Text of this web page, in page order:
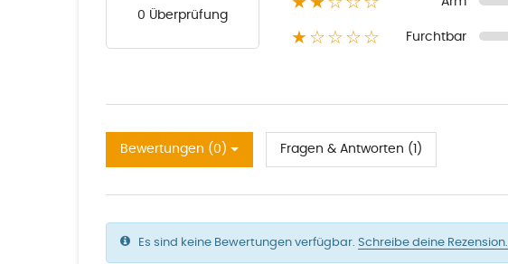
0 Überprüfung
★☆☆☆☆ Furchtbar
Bewertungen (0) Fragen & Antworten (1)
Es sind keine Bewertungen verfügbar. Schreibe deine Rezension.